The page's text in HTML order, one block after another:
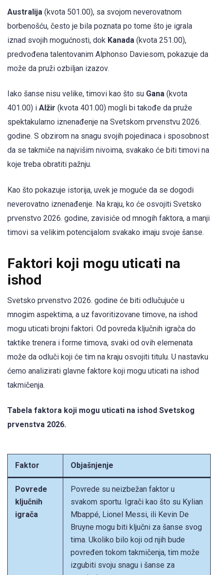
Australija (kvota 501.00), sa svojom neverovatnom
borbenošću, često je bila poznata po tome što je igrala
iznad svojih mogućnosti, dok Kanada (kvota 251.00),
predvođena talentovanim Alphonso Daviesom, pokazuje da
može da pruži ozbiljan izazov.
Iako šanse nisu velike, timovi kao što su Gana (kvota
401.00) i Alžir (kvota 401.00) mogli bi takođe da pruže
spektakularno iznenađenje na Svetskom prvenstvu 2026.
godine. S obzirom na snagu svojih pojedinaca i sposobnost
da se takmiče na najvišim nivoima, svakako će biti timovi na
koje treba obratiti pažnju.
Kao što pokazuje istorija, uvek je moguće da se dogodi
neverovatno iznenađenje. Na kraju, ko će osvojiti Svetsko
prvenstvo 2026. godine, zavisiće od mnogih faktora, a manji
timovi sa velikim potencijalom svakako imaju svoje šanse.
Faktori koji mogu uticati na
ishod
Svetsko prvenstvo 2026. godine će biti odlučujuće u
mnogim aspektima, a uz favoritizovane timove, na ishod
mogu uticati brojni faktori. Od povreda ključnih igrača do
taktike trenera i forme timova, svaki od ovih elemenata
može da odluči koji će tim na kraju osvojiti titulu. U nastavku
ćemo analizirati glavne faktore koji mogu uticati na ishod
takmičenja.
Tabela faktora koji mogu uticati na ishod Svetskog
prvenstva 2026.
Faktor Objašnjenje
Povrede
ključnih
igrača
Povrede su neizbežan faktor u
svakom sportu. Igrači kao što su Kylian
Mbappé, Lionel Messi, ili Kevin De
Bruyne mogu biti ključni za šanse svog
tima. Ukoliko bilo koji od njih bude
povređen tokom takmičenja, tim može
izgubiti svoju snagu i šanse za